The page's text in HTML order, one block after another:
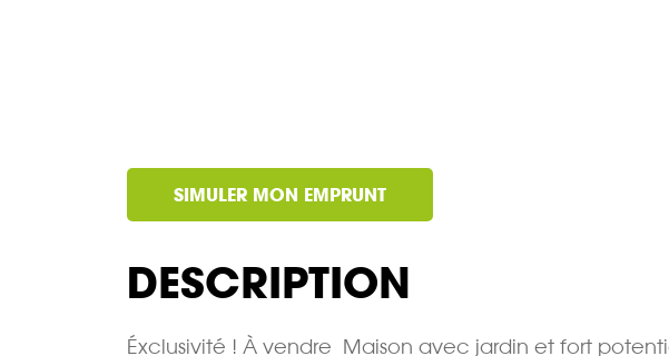
SIMULER MON EMPRUNT
DESCRIPTION
Éxclusivité ! À vendre  Maison avec jardin et fort